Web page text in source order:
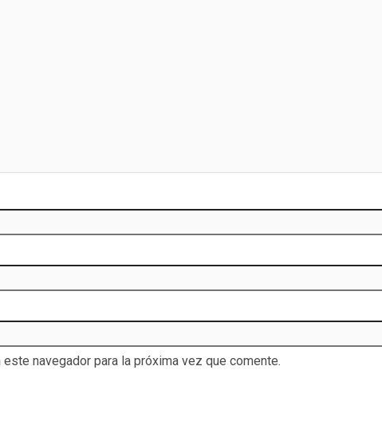
navegador para la próxima vez que comente.